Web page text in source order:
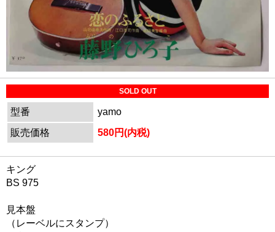
SOLD OUT
型番
yamo
販売価格
580円(内税)
キング
BS 975
見本盤
（レーベルにスタンプ）